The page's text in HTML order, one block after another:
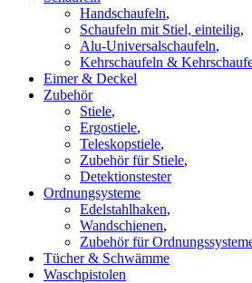
Handschaufeln,
Schaufeln mit Stiel, einteilig,
Alu-Universalschaufeln,
Kehrschaufeln &
Eimer & Deckel
Zubehör
Stiele,
Ergostiele,
Teleskopstiele,
Zubehör für Stiele,
Detektionstester
Ordnungsysteme
Edelstahlhaken,
Wandschienen,
Zubehör für
Tücher & Schwämme
Waschpistolen